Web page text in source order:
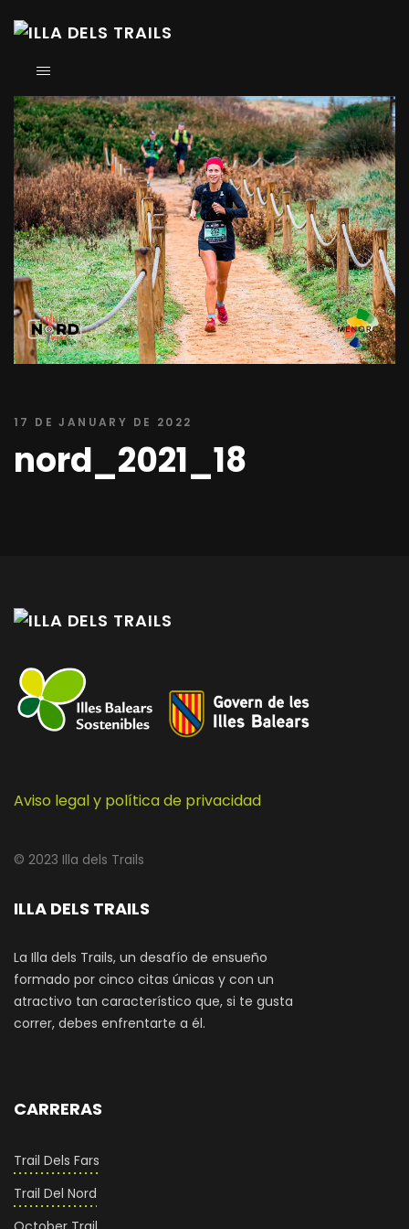
17 DE JANUARY DE 2022
nord_2021_18
Aviso legal y política de privacidad
© 2023 Illa dels Trails
ILLA DELS TRAILS
La Illa dels Trails, un desafío de ensueño
formado por cinco citas únicas y con un
atractivo tan característico que, si te gusta
correr, debes enfrentarte a él.
CARRERAS
Trail Dels Fars
Trail Del Nord